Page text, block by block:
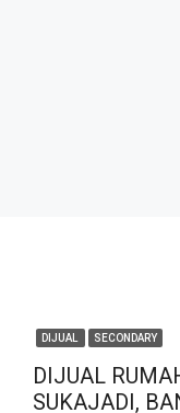
DIJUAL SECONDARY
DIJUAL
SUKAJADI,